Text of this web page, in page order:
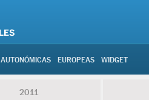
AUTONÓMICAS EUROPEAS WIDGET
2011